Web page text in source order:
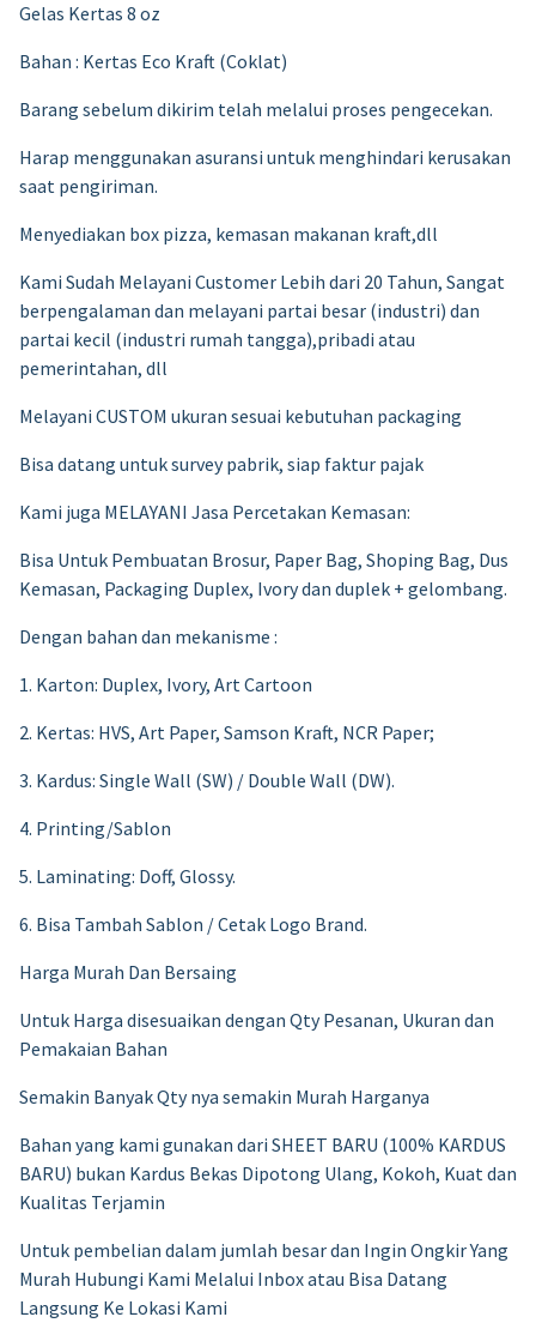
Gelas Kertas 8 oz
Bahan : Kertas Eco Kraft (Coklat)
Barang sebelum dikirim telah melalui proses pengecekan.
Harap menggunakan asuransi untuk menghindari kerusakan
saat pengiriman.
Menyediakan box pizza, kemasan makanan kraft,dll
Kami Sudah Melayani Customer Lebih dari 20 Tahun, Sangat
berpengalaman dan melayani partai besar (industri) dan
partai kecil (industri rumah tangga),pribadi atau
pemerintahan, dll
Melayani CUSTOM ukuran sesuai kebutuhan packaging
Bisa datang untuk survey pabrik, siap faktur pajak
Kami juga MELAYANI Jasa Percetakan Kemasan:
Bisa Untuk Pembuatan Brosur, Paper Bag, Shoping Bag, Dus
Kemasan, Packaging Duplex, Ivory dan duplek + gelombang.
Dengan bahan dan mekanisme :
1. Karton: Duplex, Ivory, Art Cartoon
2. Kertas: HVS, Art Paper, Samson Kraft, NCR Paper;
3. Kardus: Single Wall (SW) / Double Wall (DW).
4. Printing/Sablon
5. Laminating: Doff, Glossy.
6. Bisa Tambah Sablon / Cetak Logo Brand.
Harga Murah Dan Bersaing
Untuk Harga disesuaikan dengan Qty Pesanan, Ukuran dan
Pemakaian Bahan
Semakin Banyak Qty nya semakin Murah Harganya
Bahan yang kami gunakan dari SHEET BARU (100% KARDUS
BARU) bukan Kardus Bekas Dipotong Ulang, Kokoh, Kuat dan
Kualitas Terjamin
Untuk pembelian dalam jumlah besar dan Ingin Ongkir Yang
Murah Hubungi Kami Melalui Inbox atau Bisa Datang
Langsung Ke Lokasi Kami